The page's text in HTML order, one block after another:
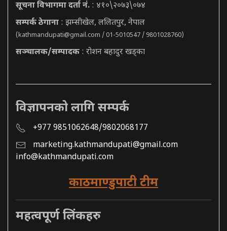
सूचना विभागमा दर्ता नं. : ४१०\२०७३\०७४
सम्पर्क ठेगाना : झम्सीखेल, ललितपुर, नेपाल
(kathmandupati@gmail.com / 01-5010547 / 9801028760)
सञ्चालक/सम्पादक : रोशन बहादुर खड्का
विज्ञापनको लागि सम्पर्क
+977 9851062648/9802068177
marketing.kathmandupati@gmail.com
info@kathmandupati.com
काठमाण्डुपाटी टीम
महत्वपूर्ण लिंकहरु